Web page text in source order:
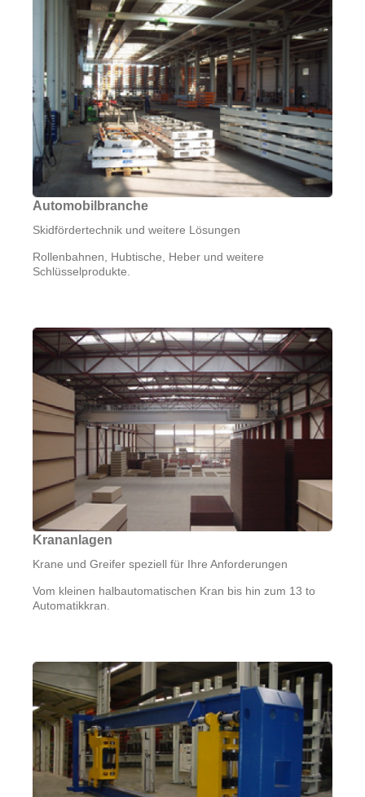
Automobilbranche
Skidfördertechnik und weitere Lösungen
Rollenbahnen, Hubtische, Heber und weitere
Schlüsselprodukte.
Krananlagen
Krane und Greifer speziell für Ihre Anforderungen
Vom kleinen halbautomatischen Kran bis hin zum 13 to
Automatikkran.